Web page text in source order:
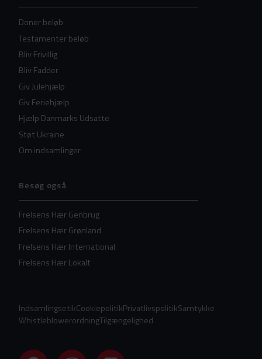
Doner beløb
Testamenter beløb
Bliv Frivillig
Bliv Fadder
Giv Julehjælp
Giv Feriehjælp
Hjælp Danmarks Udsatte
Støt Ukraine
Om indsamlinger
Besøg også
Frelsens Hær Genbrug
Frelsens Hær Grønland
Frelsens Hær International
Frelsens Hær Lokalt
IndsamlingsetikCookiepolitikPrivatlivspolitikSamtykke
WhistleblowerordningTilgængelighed